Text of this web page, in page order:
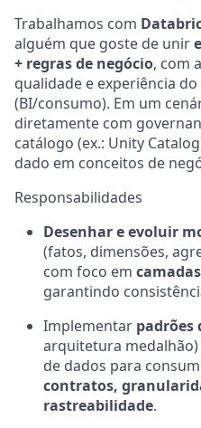
Trabalhamos com
alguém que goste de unir
+ regras de negócio, com
qualidade e experiência
(BI/consumo). Em um
diretamente com
catálogo (ex.: Unity
dado em conceitos de
Responsabilidades
Desenhar e evoluir
(fatos, dimensões,
com foco em
garantindo
Implementar padrões
arquitetura
de dados para
contratos,
rastreabilidade.